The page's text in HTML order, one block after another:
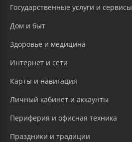
Государственные услуги и сервисы
Дом и быт
Здоровье и медицина
Интернет и сети
Карты и навигация
Личный кабинет и аккаунты
Периферия и офисная техника
Праздники и традиции